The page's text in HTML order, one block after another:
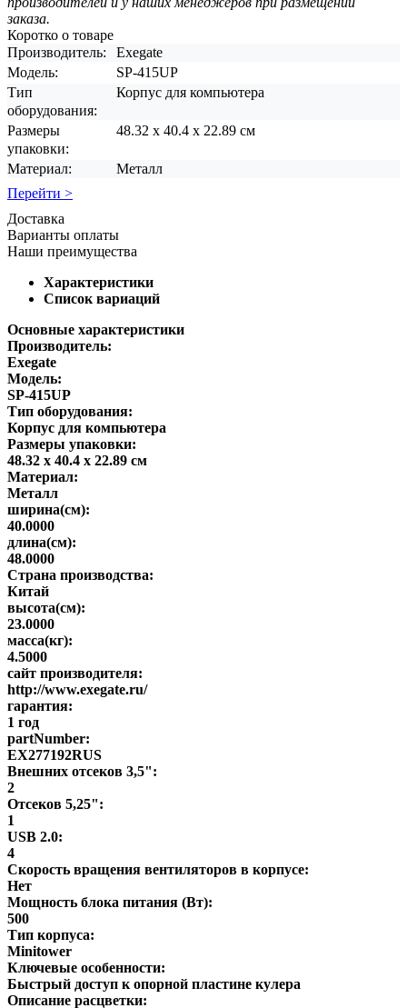
заказа.
Коротко о товаре
Производитель:
Exegate
Модель:
SP-415UP
Тип
оборудования:
Корпус для компьютера
Размеры
упаковки:
48.32 x 40.4 x 22.89 см
Материал:
Металл
Перейти >
Доставка
Варианты оплаты
Наши преимущества
Характеристики
Список вариаций
Основные характеристики
Производитель:
Exegate
Модель:
SP-415UP
Тип оборудования:
Корпус для компьютера
Размеры упаковки:
48.32 x 40.4 x 22.89 см
Материал:
Металл
ширина(см):
40.0000
длина(см):
48.0000
Страна производства:
Китай
высота(см):
23.0000
масса(кг):
4.5000
сайт производителя:
http://www.exegate.ru/
гарантия:
1 год
partNumber:
EX277192RUS
Внешних отсеков 3,5":
2
Отсеков 5,25":
1
USB 2.0:
4
Скорость вращения вентиляторов в корпусе:
Нет
Мощность блока питания (Вт):
500
Тип корпуса:
Minitower
Ключевые особенности:
Быстрый доступ к опорной пластине кулера
Описание расцветки: